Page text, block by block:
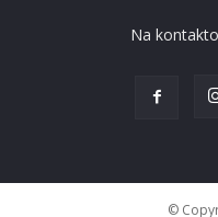
Na
©